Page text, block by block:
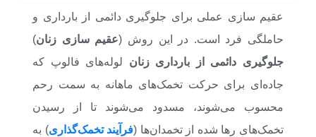
عقیم سازی عملی برای جلوگیری دائمی از بارداری و
حاملگی فرد است. در این روش (عقیم سازی زنان)
جلوگیری دائمی از بارداری زنان لوله‌های فالوپ که
جاده‌ای برای حرکت تخمک‌های ماهانه به سمت رحم
محسوب می‌شوند، مسدود می‌شوند تا از رسیدن
تخمک‌های رها شده از تخمدان‌ها (فرآیند تخمک‌گذاری) به